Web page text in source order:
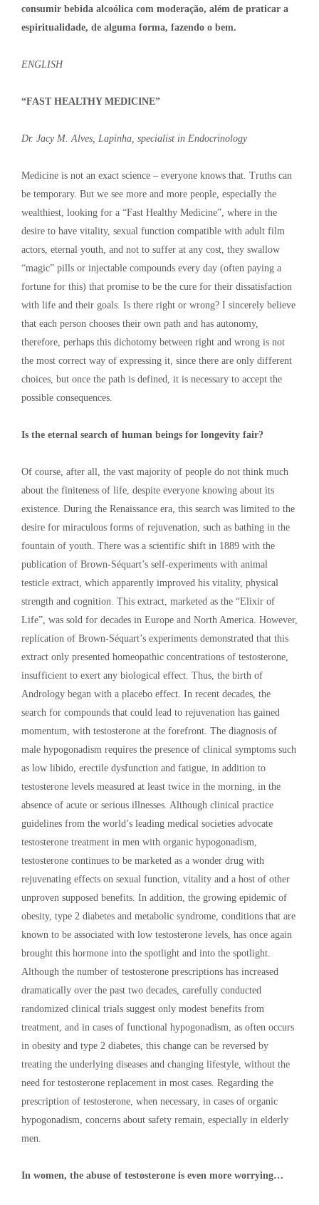
consumir bebida alcoólica com moderação, além de praticar a
espiritualidade, de alguma forma, fazendo o bem.
ENGLISH
“FAST HEALTHY MEDICINE”
Dr. Jacy M. Alves, Lapinha, specialist in Endocrinology
Medicine is not an exact science – everyone knows that. Truths can
be temporary. But we see more and more people, especially the
wealthiest, looking for a “Fast Healthy Medicine”, where in the
desire to have vitality, sexual function compatible with adult film
actors, eternal youth, and not to suffer at any cost, they swallow
“magic” pills or injectable compounds every day (often paying a
fortune for this) that promise to be the cure for their dissatisfaction
with life and their goals. Is there right or wrong? I sincerely believe
that each person chooses their own path and has autonomy,
therefore, perhaps this dichotomy between right and wrong is not
the most correct way of expressing it, since there are only different
choices, but once the path is defined, it is necessary to accept the
possible consequences.
Is the eternal search of human beings for longevity fair?
Of course, after all, the vast majority of people do not think much
about the finiteness of life, despite everyone knowing about its
existence. During the Renaissance era, this search was limited to the
desire for miraculous forms of rejuvenation, such as bathing in the
fountain of youth. There was a scientific shift in 1889 with the
publication of Brown-Séquart’s self-experiments with animal
testicle extract, which apparently improved his vitality, physical
strength and cognition. This extract, marketed as the “Elixir of
Life”, was sold for decades in Europe and North America. However,
replication of Brown-Séquart’s experiments demonstrated that this
extract only presented homeopathic concentrations of testosterone,
insufficient to exert any biological effect. Thus, the birth of
Andrology began with a placebo effect. In recent decades, the
search for compounds that could lead to rejuvenation has gained
momentum, with testosterone at the forefront. The diagnosis of
male hypogonadism requires the presence of clinical symptoms such
as low libido, erectile dysfunction and fatigue, in addition to
testosterone levels measured at least twice in the morning, in the
absence of acute or serious illnesses. Although clinical practice
guidelines from the world’s leading medical societies advocate
testosterone treatment in men with organic hypogonadism,
testosterone continues to be marketed as a wonder drug with
rejuvenating effects on sexual function, vitality and a host of other
unproven supposed benefits. In addition, the growing epidemic of
obesity, type 2 diabetes and metabolic syndrome, conditions that are
known to be associated with low testosterone levels, has once again
brought this hormone into the spotlight and into the spotlight.
Although the number of testosterone prescriptions has increased
dramatically over the past two decades, carefully conducted
randomized clinical trials suggest only modest benefits from
treatment, and in cases of functional hypogonadism, as often occurs
in obesity and type 2 diabetes, this change can be reversed by
treating the underlying diseases and changing lifestyle, without the
need for testosterone replacement in most cases. Regarding the
prescription of testosterone, when necessary, in cases of organic
hypogonadism, concerns about safety remain, especially in elderly
men.
In women, the abuse of testosterone is even more worrying…